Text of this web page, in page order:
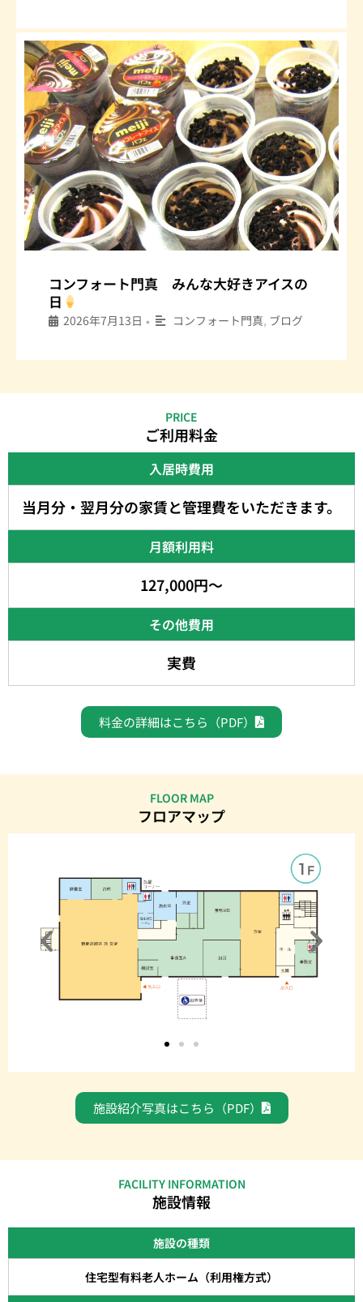
コンフォート門真 みんな大好きアイスの
日
2026年7月13日 • コンフォート門真, ブログ
PRICE
ご利用料金
入居時費用
当月分・翌月分の家賃と管理費をいただきます。
月額利用料
127,000円〜
その他費用
実費
料金の詳細はこちら（PDF）
FLOOR MAP
フロアマップ
施設紹介写真はこちら（PDF）
FACILITY INFORMATION
施設情報
施設の種類
住宅型有料老人ホーム（利用権方式）